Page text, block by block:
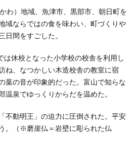
わ）地域、魚津市、黒部市、朝日町を
域ならではの食を味わい、町づくりや
日間をすごした。
は休校となった小学校の校舎を利用し
ね、なつかしい木造校舎の教室に宿
葉の音が印象的だった。富山で知らな
温泉でゆっくりからだを温めた。
不動明王」の迫力に圧倒された。平安
。（※磨崖仏＝岩壁に彫られた仏